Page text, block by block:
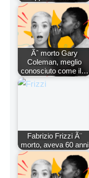
Ãˆ morto Gary
Coleman, meglio
conosciuto come il…
Fabrizio Frizzi Ã¨
morto, aveva 60 anni